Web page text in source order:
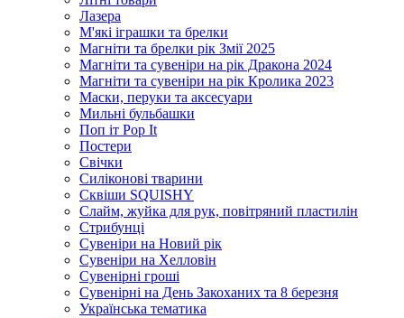
Лазера
М'які іграшки та брелки
Магніти та брелки рік Змії 2025
Магніти та сувеніри на рік Дракона 2024
Магніти та сувеніри на рік Кролика 2023
Маски, перуки та аксесуари
Мильні бульбашки
Поп іт Pop It
Постери
Свічки
Силіконові тварини
Сквіши SQUISHY
Слайм, жуйка для рук, повітряний пластилін
Стрибунці
Сувеніри на Новий рік
Сувеніри на Хелловін
Сувенірні гроші
Сувенірні на День Закоханих та 8 березня
Українська тематика